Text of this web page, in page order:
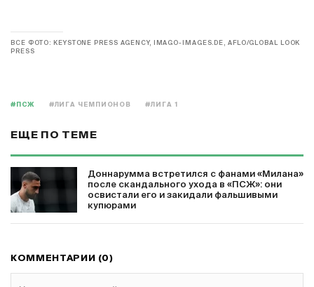
ВСЕ ФОТО: KEYSTONE PRESS AGENCY, IMAGO-IMAGES.DE, AFLO/GLOBAL LOOK
PRESS
#ПСЖ #ЛИГА ЧЕМПИОНОВ #ЛИГА 1
ЕЩЕ ПО ТЕМЕ
Доннарумма встретился с фанами «Милана»
после скандального ухода в «ПСЖ»: они
освистали его и закидали фальшивыми
купюрами
КОММЕНТАРИИ (0)